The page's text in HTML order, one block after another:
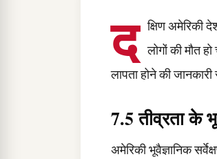
द
क्षिण अमेरिकी
लोगों की मौत
लापता होने की
7.5 तीव्रता के
अमेरिकी भूवैज्ञानिक